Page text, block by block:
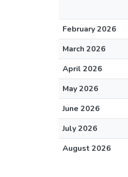
February 2026
March 2026
April 2026
May 2026
June 2026
July 2026
August 2026